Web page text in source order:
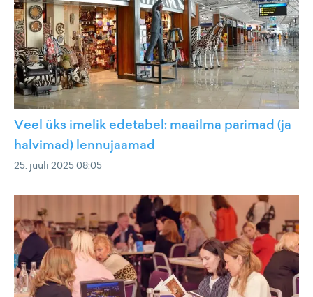
Veel üks imelik edetabel: maailma parimad (ja
halvimad) lennujaamad
25. juuli 2025 08:05